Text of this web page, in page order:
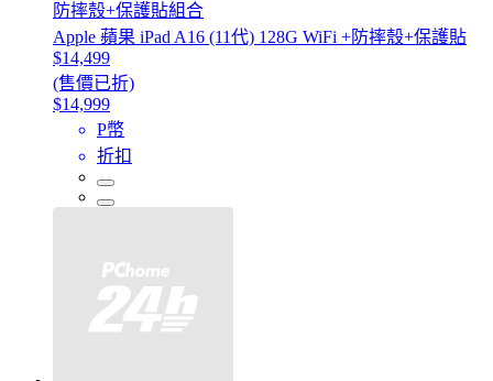
防摔殼+保護貼組合
Apple 蘋果 iPad A16 (11代) 128G WiFi +防摔殼+保護貼
$14,499
(售價已折)
$14,999
P幣
折扣